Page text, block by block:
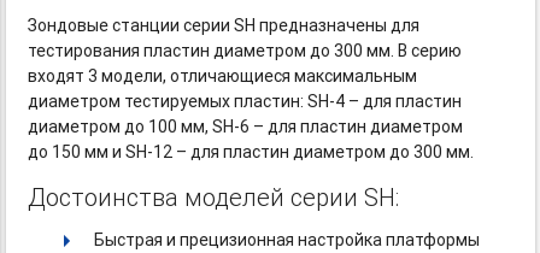
Зондовые станции серии SH предназначены для
тестирования пластин диаметром до 300 мм. В серию
входят 3 модели, отличающиеся максимальным
диаметром тестируемых пластин:SН-4 – для пластин
диаметром до 100 мм,SН-6 – для пластин диаметром
до 150 мм и SН-12 – для пластин диаметром до 300 мм.
Достоинства моделей серии SН:
Быстрая и прецизионная настройка платформы